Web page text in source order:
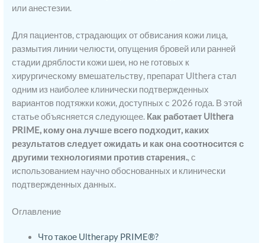
или анестезии.
Для пациентов, страдающих от обвисания кожи лица,
размытия линии челюсти, опущения бровей или ранней
стадии дряблости кожи шеи, но не готовых к
хирургическому вмешательству, препарат Ulthera стал
одним из наиболее клинически подтвержденных
вариантов подтяжки кожи, доступных с 2026 года. В этой
статье объясняется следующее. Как работает Ulthera
PRIME, кому она лучше всего подходит, каких
результатов следует ожидать и как она соотносится с
другими технологиями против старения., с
использованием научно обоснованных и клинически
подтвержденных данных.
Оглавление
Что такое Ultherapy PRIME®?